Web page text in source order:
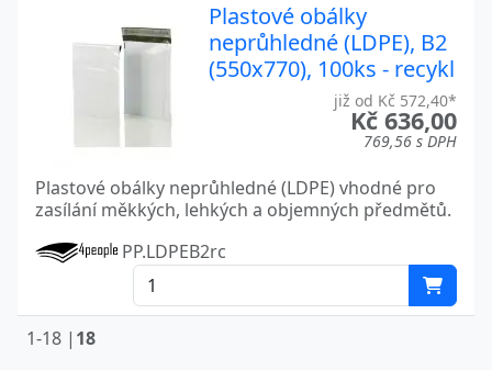
Plastové obálky
neprůhledné (LDPE), B2
(550x770), 100ks - recykl
již od Kč 572,40*
Kč 636,00
769,56 s DPH
Plastové obálky neprůhledné (LDPE) vhodné pro
zasílání měkkých, lehkých a objemných předmětů.
PP.LDPEB2rc
1-18 | 18